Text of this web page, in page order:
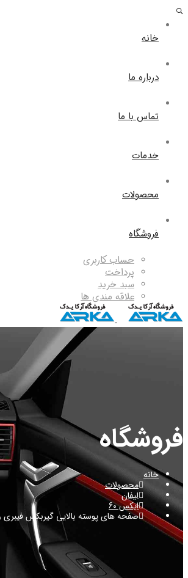
خانه
درباره ما
تماس با ما
خدمات
محصولات
فروشگاه
حساب کاربری
پرداخت
سبد خرید
علاقه مندی ها
فروشگاه
خانه
محصولات
لیفان
ایکس 60
صفحه های پوسته بالایی گیربکس فیبری و